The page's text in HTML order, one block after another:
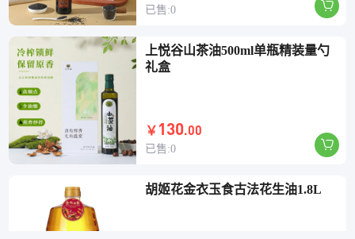
已售:0
上悦谷山茶油500ml单瓶精装量勺
礼盒
￥ 130.00
已售:0
胡姬花金衣玉食古法花生油1.8L